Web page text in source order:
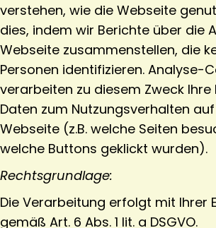
verstehen, wie die Webseite
dies, indem wir Berichte über die
Webseite zusammenstellen, die
Personen identifizieren. Analyse-
verarbeiten zu diesem Zweck Ihre
Daten zum Nutzungsverhalten
Webseite (z.B. welche Seiten
welche Buttons geklickt wurden).
Rechtsgrundlage:
Die Verarbeitung erfolgt mit Ihrer
gemäß Art. 6 Abs. 1 lit. a DSGVO.